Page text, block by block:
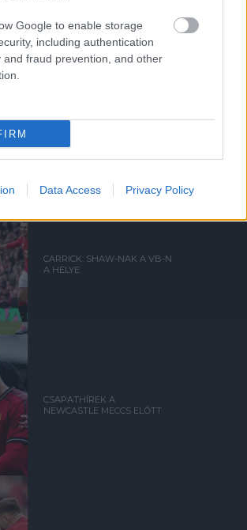
Google to enable storage
including authentication
and fraud prevention, and other
Data Access Privacy Policy
EXKLUZÍV CSAPATÁHOZ
CARRICK: SHAW-NAK A VB-N
A HELYE
CSAPATHÍREK A
NEWCASTLE MECCS ELŐTT